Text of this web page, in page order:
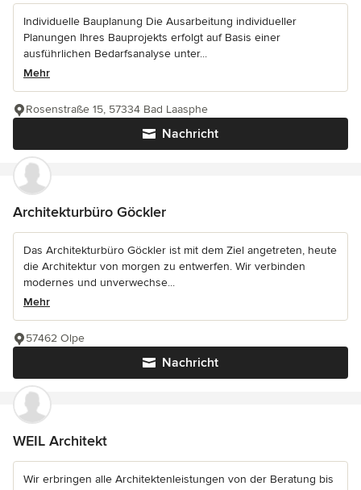
Individuelle Bauplanung Die Ausarbeitung individueller
Planungen Ihres Bauprojekts erfolgt auf Basis einer
ausführlichen Bedarfsanalyse unter...
Mehr
Nachricht
Rosenstraße 15, 57334 Bad Laasphe
Architekturbüro Göckler
Das Architekturbüro Göckler ist mit dem Ziel angetreten, heute
die Architektur von morgen zu entwerfen. Wir verbinden
modernes und unverwechse...
Mehr
Nachricht
57462 Olpe
WEIL Architekt
Wir erbringen alle Architektenleistungen von der Beratung bis